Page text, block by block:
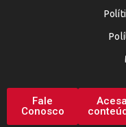
Fale
Conosco